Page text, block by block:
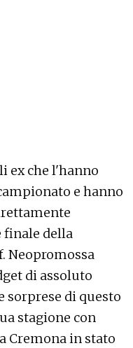
ex che l'hanno
e hanno
finale della
Neopromossa
di assoluto
sorprese di questo
stagione con
Cremona in stato